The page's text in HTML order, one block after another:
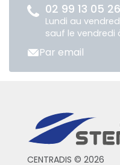
02 99 13 05 26
Lundi au
sauf le vendredi
Par email
CENTRADIS © 2026